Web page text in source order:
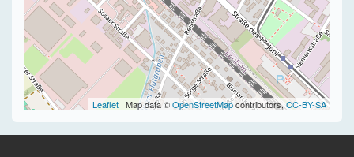
Leaflet | Map data ©OpenStreetMapcontributors,CC-BY-SA